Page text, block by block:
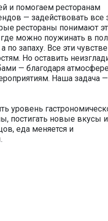
и помогаем ресторанам
— задействовать все
рестораны понимают
можно поужинать в
запаху. Все эти
Но оставить
— благодаря
Наша задача —
уровень
постигать новые вкусы и
еда меняется и